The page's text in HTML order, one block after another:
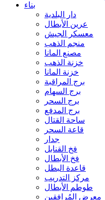
بناء
دار البلدية
عرين الأبطال
معسكر الجيش
منجم الذهب
مصنع المانا
خزنة الذهب
خزنة المانا
برج المراقبة
برج السهام
برج السحر
برج المدفع
ساحة القتال
قاعة السحر
جدار
فخ القنابل
فخ الأبطال
قاعدة البطل
مركز التدريب
طوطم الأبطال
معرض المُرافقين